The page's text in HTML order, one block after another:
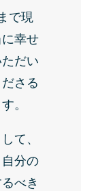
で現
幸せ
だい
さる
。
て、
分の
べき